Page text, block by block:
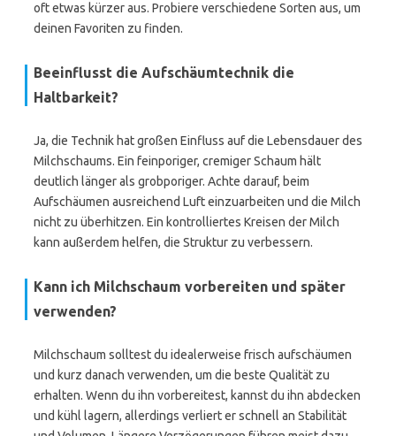
oft etwas kürzer aus. Probiere verschiedene Sorten aus, um
deinen Favoriten zu finden.
Beeinflusst die Aufschäumtechnik die
Haltbarkeit?
Ja, die Technik hat großen Einfluss auf die Lebensdauer des
Milchschaums. Ein feinporiger, cremiger Schaum hält
deutlich länger als grobporiger. Achte darauf, beim
Aufschäumen ausreichend Luft einzuarbeiten und die Milch
nicht zu überhitzen. Ein kontrolliertes Kreisen der Milch
kann außerdem helfen, die Struktur zu verbessern.
Kann ich Milchschaum vorbereiten und später
verwenden?
Milchschaum solltest du idealerweise frisch aufschäumen
und kurz danach verwenden, um die beste Qualität zu
erhalten. Wenn du ihn vorbereitest, kannst du ihn abdecken
und kühl lagern, allerdings verliert er schnell an Stabilität